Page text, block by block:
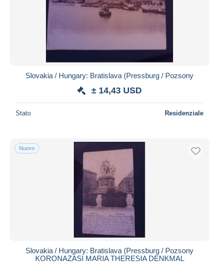
Slovakia / Hungary: Bratislava (Pressburg / Pozsony
± 14,43 USD
Stato Residenziale
Nuovo
Slovakia / Hungary: Bratislava (Pressburg / Pozsony
KORONAZASI MARIA THERESIA DENKMAL